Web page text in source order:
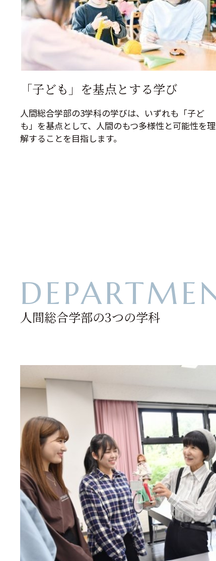
「子ども」を基点とする学び
人間総合学部の3学科の学びは、いずれも「子ど
も」を基点として、人間のもつ多様性と可能性を理
解することを目指します。
人間総合学部の3つの学科